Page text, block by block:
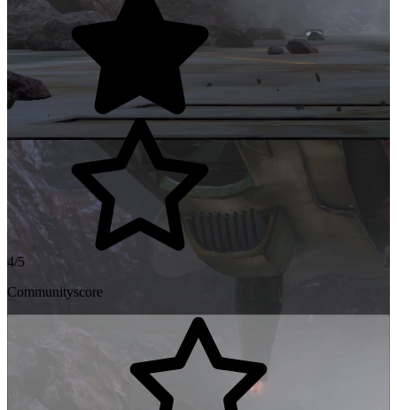
4/5
Communityscore